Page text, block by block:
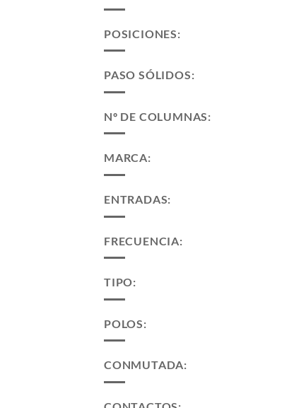
POSICIONES:
PASO SÓLIDOS:
Nº DE COLUMNAS:
MARCA:
ENTRADAS:
FRECUENCIA:
TIPO:
POLOS:
CONMUTADA: